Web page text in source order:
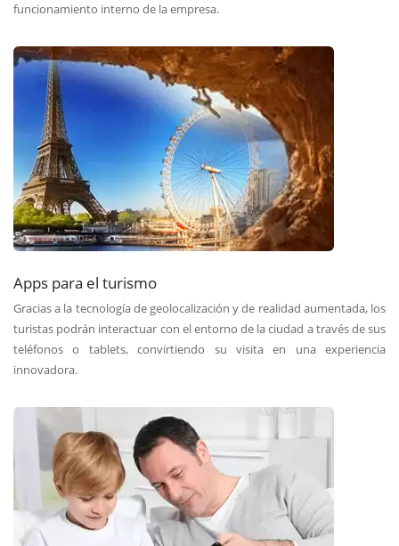
funcionamiento interno de la empresa.
Apps para el turismo
Gracias a la tecnología de geolocalización y de realidad aumentada, los
turistas podrán interactuar con el entorno de la ciudad a través de sus
teléfonos o tablets, convirtiendo su visita en una experiencia
innovadora.